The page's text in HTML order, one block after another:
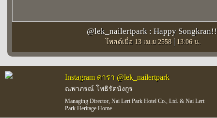
@lek_nailertpark : Happy
โพสต์เมื่อ 13 เม.ย 2558 | 13:06 น.
Instagram ดารา @lek_nailertpark
ณพาภรณ์ โพธิรัตนังกูร
Managing Director, Nai Lert Park Hotel Co., Ltd. & Nai Lert
Park Heritage Home